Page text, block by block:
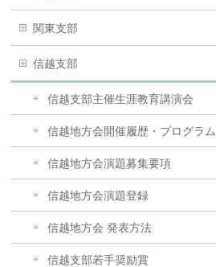
関東支部
信越支部
信越支部主催生涯教育講演会
信越地方会開催履歴・プログラム
信越地方会演題募集要項
信越地方会演題登録
信越地方会 発表方法
信越支部若手奨励賞